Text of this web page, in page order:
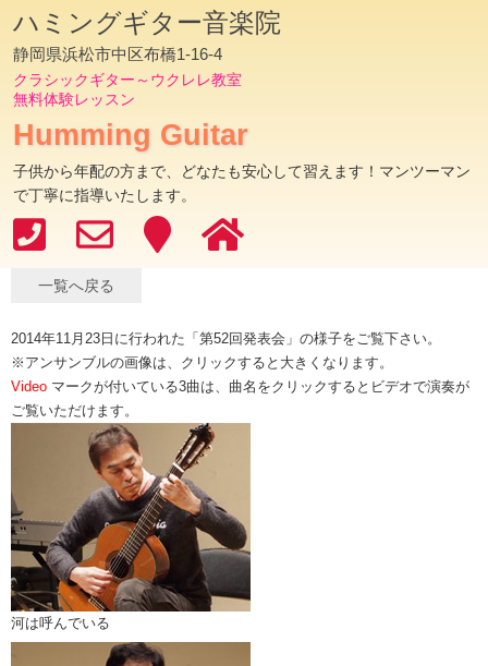
ハミングギター音楽院
静岡県浜松市中区布橋1-16-4
クラシックギター～ウクレレ教室
無料体験レッスン
Humming Guitar
子供から年配の方まで、どなたも安心して習えます！マンツーマン
で丁寧に指導いたします。
一覧へ戻る
2014年11月23日に行われた「第52回発表会」の様子をご覧下さい。
※アンサンブルの画像は、クリックすると大きくなります。
Video マークが付いている3曲は、曲名をクリックするとビデオで演奏が
ご覧いただけます。
河は呼んでいる